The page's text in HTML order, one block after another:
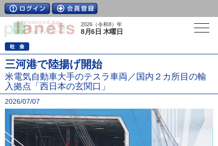
2026（令和8）年
8月6日 木曜日
三河港で陸揚げ開始
米電気自動車大手のテスラ車両／国内２カ所目の輸
入拠点「西日本の玄関口」
2026/07/07